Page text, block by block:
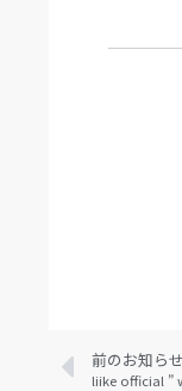
前のお知らせ
liike official ”